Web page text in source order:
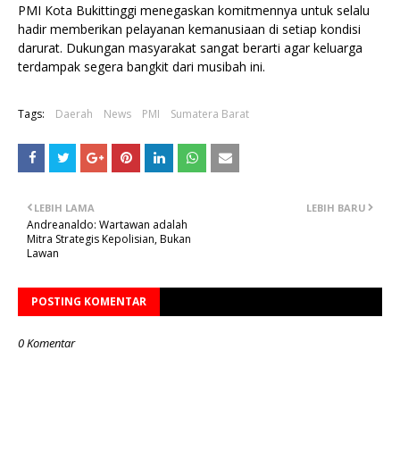
PMI Kota Bukittinggi menegaskan komitmennya untuk selalu
hadir memberikan pelayanan kemanusiaan di setiap kondisi
darurat. Dukungan masyarakat sangat berarti agar keluarga
terdampak segera bangkit dari musibah ini.
Tags: Daerah News PMI Sumatera Barat
LEBIH BARU
LEBIH LAMA
Andreanaldo: Wartawan adalah
Mitra Strategis Kepolisian, Bukan
Lawan
POSTING KOMENTAR
0 Komentar